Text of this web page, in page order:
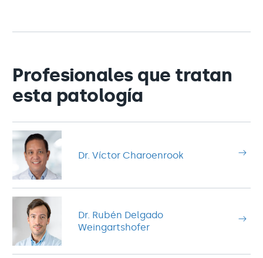
Profesionales que tratan
esta patología
Dr. Víctor Charoenrook
Dr. Rubén Delgado
Weingartshofer